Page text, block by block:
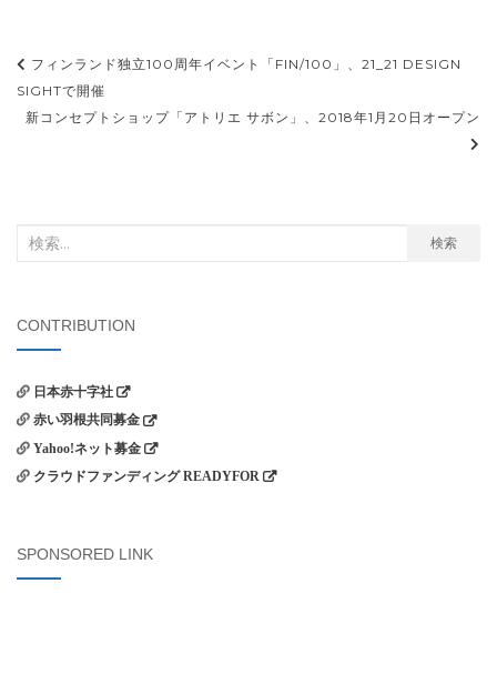
投
稿
ナ
ー
ン
フィンランド独立100周年イベント「FIN/100」、21_21 DESIGN
SIGHTで開催
新コンセプトショップ「アトリエ サボン」、2018年1月20日オープン
象:
検索
CONTRIBUTION
日本赤十字社
赤い羽根共同募金
Yahoo!ネット募金
クラウドファンディング READYFOR
SPONSORED LINK